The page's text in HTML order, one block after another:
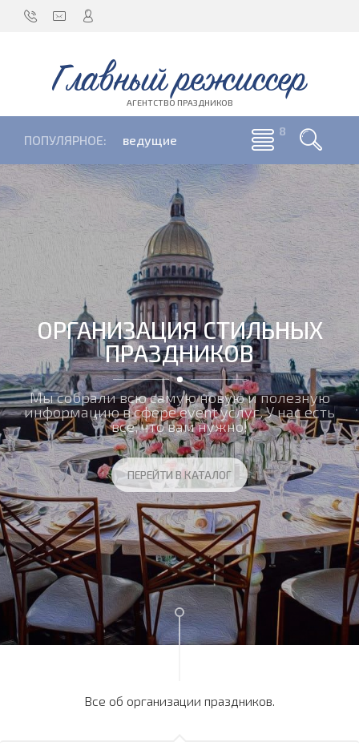
Главный режиссер
АГЕНТСТВО ПРАЗДНИКОВ
ПОПУЛЯРНОЕ: ведущие
ОРГАНИЗАЦИЯ СТИЛЬНЫХ
ПРАЗДНИКОВ
Мы собрали всю самую новую и полезную
информацию в сфере event услуг. У нас есть
все, что вам нужно!
ПЕРЕЙТИ В КАТАЛОГ
Все об организации праздников.